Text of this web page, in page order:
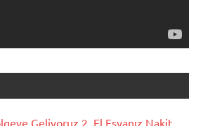
Geliyoruz 2. El Eşyanız Nakit